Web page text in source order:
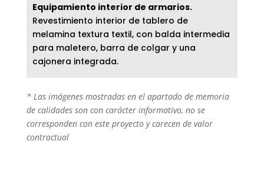
Equipamiento interior de armarios.
Revestimiento interior de tablero de
melamina textura textil, con balda intermedia
para maletero, barra de colgar y una
cajonera integrada.
* Las imágenes mostradas en el apartado de memoria
de calidades son con carácter informativo, no se
corresponden con este proyecto y carecen de valor
contractual